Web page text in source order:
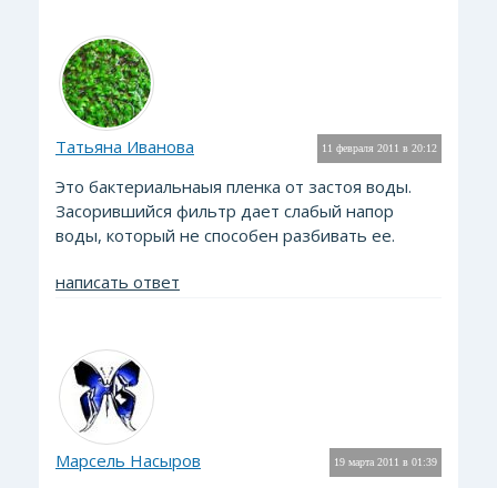
11 февраля 2011 в 20:12
Татьяна Иванова
Это бактериальнаыя пленка от застоя воды.
Засорившийся фильтр дает слабый напор
воды, который не способен разбивать ее.
написать ответ
19 марта 2011 в 01:39
Марсель Насыров